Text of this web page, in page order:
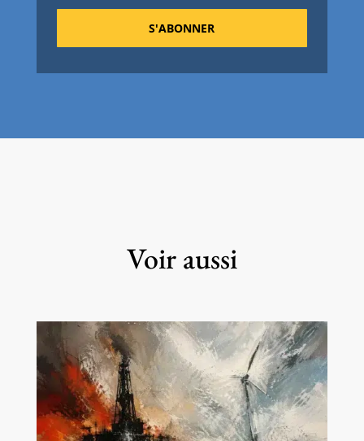
S'ABONNER
Voir aussi